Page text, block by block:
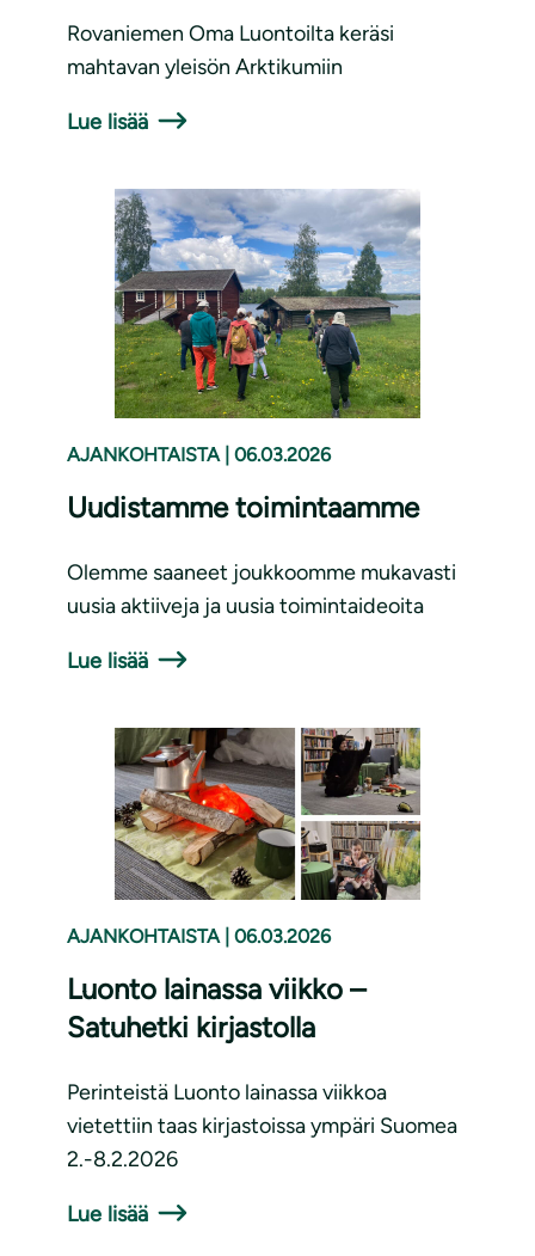
Rovaniemen Oma Luontoilta keräsi
mahtavan yleisön Arktikumiin
Lue lisää
AJANKOHTAISTA 06.03.2026
Uudistamme toimintaamme
Olemme saaneet joukkoomme mukavasti
uusia aktiiveja ja uusia toimintaideoita
Lue lisää
AJANKOHTAISTA 06.03.2026
Luonto lainassa viikko –
Satuhetki kirjastolla
Perinteistä Luonto lainassa viikkoa
vietettiin taas kirjastoissa ympäri Suomea
2.-8.2.2026
Lue lisää